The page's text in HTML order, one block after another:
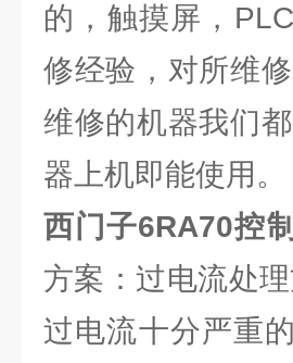
的，触摸屏，
修经验，对所维
维修的机器我们
器上机即能使用。
西门子6RA70控
方案：过电流处
过电流十分严重